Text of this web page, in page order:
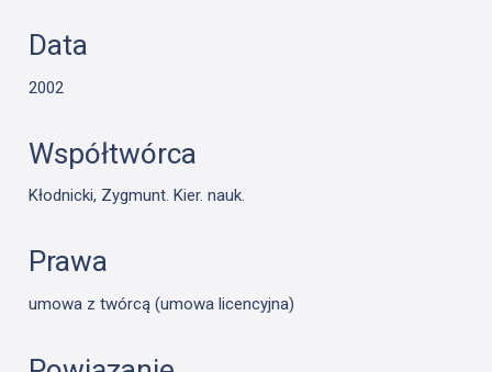
Data
2002
Współtwórca
Kłodnicki, Zygmunt. Kier. nauk.
Prawa
umowa z twórcą (umowa licencyjna)